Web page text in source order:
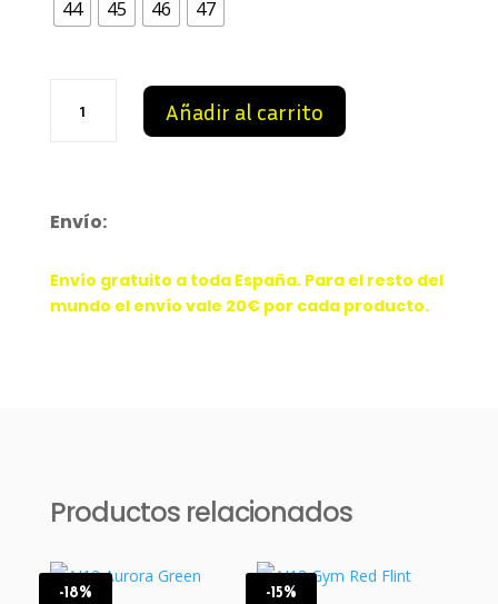
99,00 €.
44
45 46 47
Black
Añadir al carrito
Envío:
Envío gratuito a toda España. Para el resto del
mundo el envío vale 20€ por cada producto.
Productos relacionados
-18% -15%